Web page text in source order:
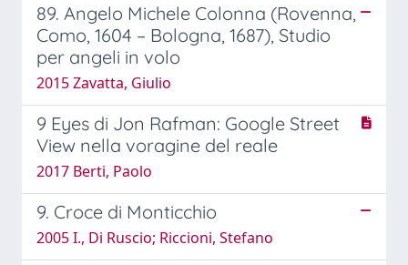
89. Angelo Michele Colonna (Rovenna,
Como, 1604 – Bologna, 1687), Studio
per angeli in volo
2015 Zavatta, Giulio
9 Eyes di Jon Rafman: Google Street
View nella voragine del reale
2017 Berti, Paolo
9. Croce di Monticchio
2005 I., Di Ruscio; Riccioni, Stefano